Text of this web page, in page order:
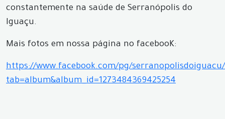
constantemente na saúde de Serranópolis do
Iguaçu.
Mais fotos em nossa página no facebooK:
https://www.facebook.com/pg/
tab=album&album_id=1273484369425254